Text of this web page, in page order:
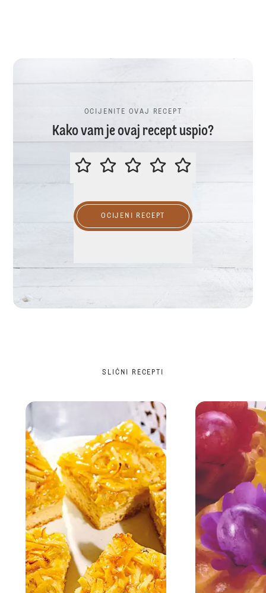
OCIJENITE OVAJ RECEPT
Kako vam je ovaj recept uspio?
OCIJENITE OVAJ RECEPT
OCIJENI RECEPT
SLIČNI RECEPTI